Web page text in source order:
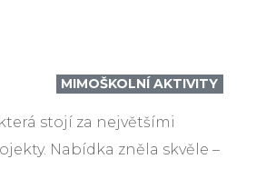
MIMOŠKOLNÍ AKTIVITY
stojí za největšími
Nabídka zněla skvěle –